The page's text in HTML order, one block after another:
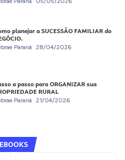
planejar a SUCESSÃO FAMILIAR do
Paraná 28/04/2026
a passo para ORGANIZAR sua
RURAL
Paraná 21/04/2026
EBOOKS